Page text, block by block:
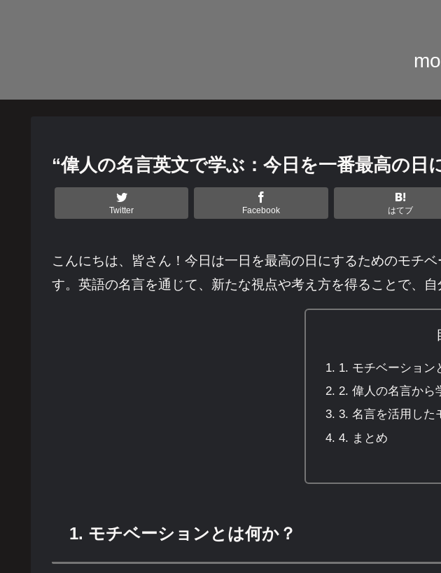
“偉人の名言英文で学ぶ：今日を一番最高の
Twitter Facebook はてブ
こんにちは、皆さん！今日は一日を最高の日にするためのモチ
す。英語の名言を通じて、新たな視点や考え方を得ることで、
1. モチベーション
2. 偉人の名言から
3. 名言を活用した
4. まとめ
1. モチベーションとは何か？